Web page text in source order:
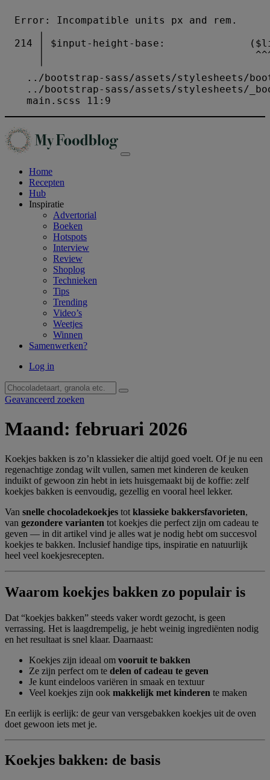
Home
Recepten
Hub
Inspiratie
Advertorial
Boeken
Hotspots
Interview
Review
Shoplog
Technieken
Tips
Trending
Video’s
Weetjes
Winnen
Samenwerken?
Log in
Geavanceerd zoeken
Maand: februari 2026
Koekjes bakken is zo’n klassieker die altijd goed voelt. Of je nu een
regenachtige zondag wilt vullen, samen met kinderen de keuken
induikt of gewoon zin hebt in iets huisgemaakt bij de koffie: zelf
koekjes bakken is eenvoudig, gezellig en vooral heel lekker.
Van snelle chocoladekoekjes tot klassieke bakkersfavorieten,
van gezondere varianten tot koekjes die perfect zijn om cadeau te
geven — in dit artikel vind je alles wat je nodig hebt om succesvol
koekjes te bakken. Inclusief handige tips, inspiratie en natuurlijk
heel veel koekjesrecepten.
Waarom koekjes bakken zo populair is
Dat “koekjes bakken” steeds vaker wordt gezocht, is geen
verrassing. Het is laagdrempelig, je hebt weinig ingrediënten nodig
en het resultaat is snel klaar. Daarnaast:
Koekjes zijn ideaal om vooruit te bakken
Ze zijn perfect om te delen of cadeau te geven
Je kunt eindeloos variëren in smaak en textuur
Veel koekjes zijn ook makkelijk met kinderen te maken
En eerlijk is eerlijk: de geur van versgebakken koekjes uit de oven
doet gewoon iets met je.
Koekjes bakken: de basis